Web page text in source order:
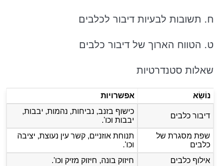
ח. תשובות לבעיות דיבור לכלבים
ט. הטווח הארוך של דיבור כלבים
שאלות סטנדרטיות
נוֹשֵׂא אפשרויות
דיבור כלבים
כישוף בזנב, נביחות, נהמות, יבבות,
יבבות וכו'.
שפת מסגרת של
כלבים
תנוחת אוזניים, קשר עין נעוצת, יציבה
וכו'.
אילוף כלבים
חיזוק בונה, חיזוק מזיק וכו'.